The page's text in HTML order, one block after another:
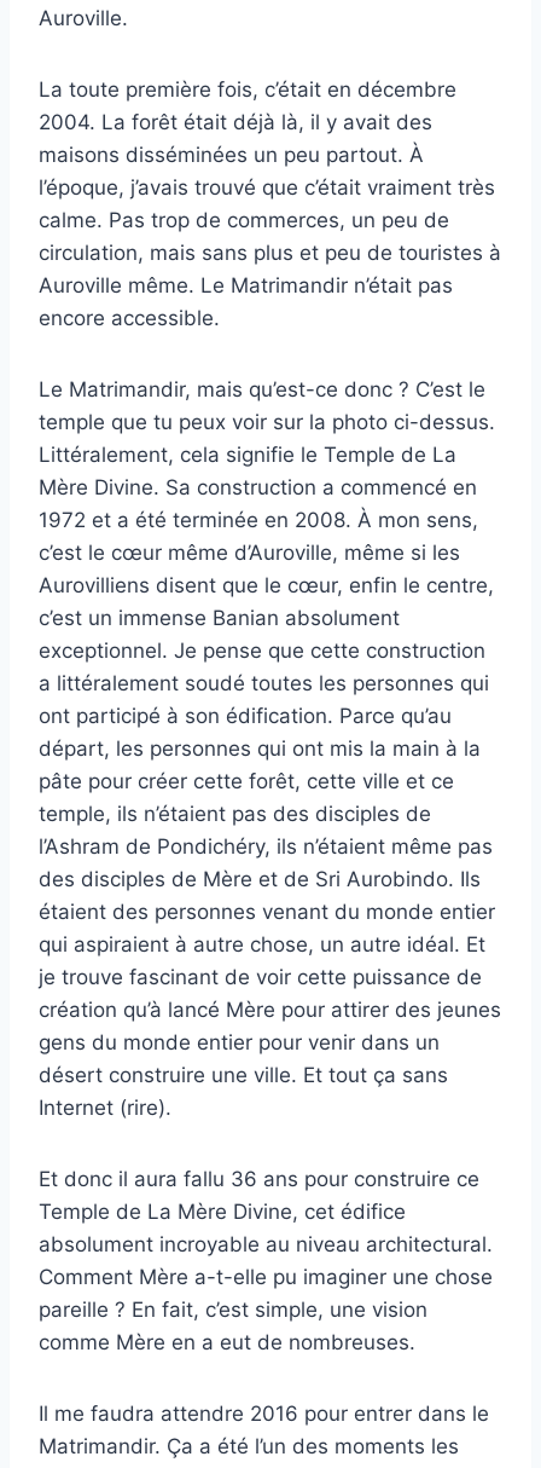
Auroville.
La toute première fois, c’était en décembre
2004. La forêt était déjà là, il y avait des
maisons disséminées un peu partout. À
l’époque, j’avais trouvé que c’était vraiment très
calme. Pas trop de commerces, un peu de
circulation, mais sans plus et peu de touristes à
Auroville même. Le Matrimandir n’était pas
encore accessible.
Le Matrimandir, mais qu’est-ce donc ? C’est le
temple que tu peux voir sur la photo ci-dessus.
Littéralement, cela signifie le Temple de La
Mère Divine. Sa construction a commencé en
1972 et a été terminée en 2008. À mon sens,
c’est le cœur même d’Auroville, même si les
Aurovilliens disent que le cœur, enfin le centre,
c’est un immense Banian absolument
exceptionnel. Je pense que cette construction
a littéralement soudé toutes les personnes qui
ont participé à son édification. Parce qu’au
départ, les personnes qui ont mis la main à la
pâte pour créer cette forêt, cette ville et ce
temple, ils n’étaient pas des disciples de
l’Ashram de Pondichéry, ils n’étaient même pas
des disciples de Mère et de Sri Aurobindo. Ils
étaient des personnes venant du monde entier
qui aspiraient à autre chose, un autre idéal. Et
je trouve fascinant de voir cette puissance de
création qu’à lancé Mère pour attirer des jeunes
gens du monde entier pour venir dans un
désert construire une ville. Et tout ça sans
Internet (rire).
Et donc il aura fallu 36 ans pour construire ce
Temple de La Mère Divine, cet édifice
absolument incroyable au niveau architectural.
Comment Mère a-t-elle pu imaginer une chose
pareille ? En fait, c’est simple, une vision
comme Mère en a eut de nombreuses.
Il me faudra attendre 2016 pour entrer dans le
Matrimandir. Ça a été l’un des moments les